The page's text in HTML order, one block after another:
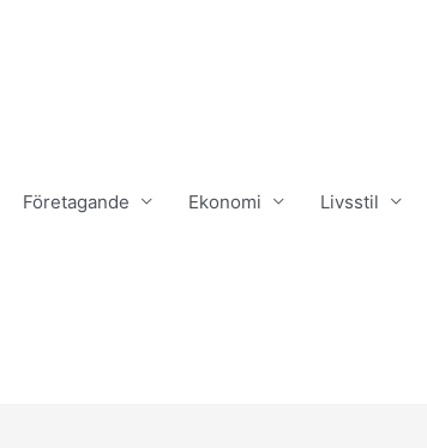
Företagande Ekonomi Livsstil